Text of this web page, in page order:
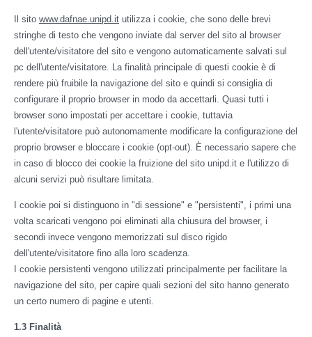
Il sito www.dafnae.unipd.it utilizza i cookie, che sono delle brevi
stringhe di testo che vengono inviate dal server del sito al browser
dell'utente/visitatore del sito e vengono automaticamente salvati sul
pc dell'utente/visitatore. La finalità principale di questi cookie è di
rendere più fruibile la navigazione del sito e quindi si consiglia di
configurare il proprio browser in modo da accettarli. Quasi tutti i
browser sono impostati per accettare i cookie, tuttavia
l'utente/visitatore può autonomamente modificare la configurazione del
proprio browser e bloccare i cookie (opt-out). È necessario sapere che
in caso di blocco dei cookie la fruizione del sito unipd.it e l'utilizzo di
alcuni servizi può risultare limitata.
I cookie poi si distinguono in "di sessione" e "persistenti", i primi una
volta scaricati vengono poi eliminati alla chiusura del browser, i
secondi invece vengono memorizzati sul disco rigido
dell'utente/visitatore fino alla loro scadenza.
I cookie persistenti vengono utilizzati principalmente per facilitare la
navigazione del sito, per capire quali sezioni del sito hanno generato
un certo numero di pagine e utenti.
1.3 Finalità